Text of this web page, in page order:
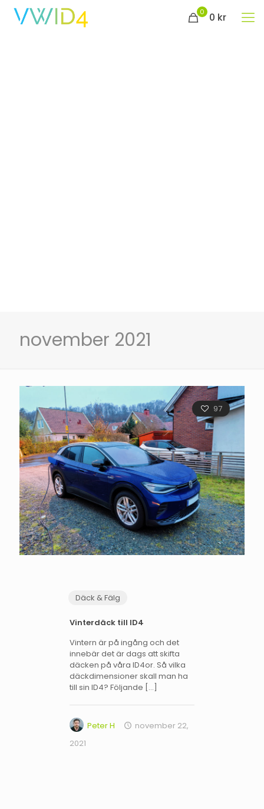
0 0 kr
november 2021
97
Däck & Fälg
Vinterdäck till ID4
Vintern är på ingång och det
innebär det är dags att skifta
däcken på våra ID4or. Så vilka
däckdimensioner skall man ha
till sin ID4? Följande […]
Peter H
november 22,
2021